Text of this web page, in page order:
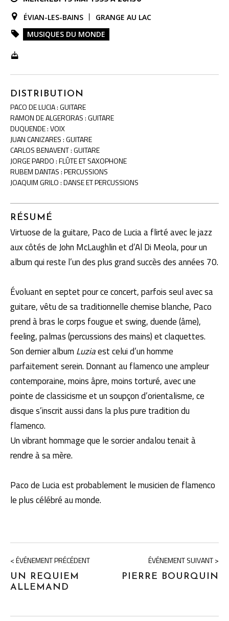
ÉVIAN-LES-BAINS
GRANGE AU LAC
MUSIQUES DU MONDE
DISTRIBUTION
PACO DE LUCIA : GUITARE
RAMON DE ALGERCIRAS : GUITARE
DUQUENDE : VOIX
JUAN CANIZARES : GUITARE
CARLOS BENAVENT : GUITARE
JORGE PARDO : FLÛTE ET SAXOPHONE
RUBEM DANTAS : PERCUSSIONS
JOAQUIM GRILO : DANSE ET PERCUSSIONS
RÉSUMÉ
Virtuose de la guitare, Paco de Lucia a flirté avec le jazz
aux côtés de John McLaughlin et d’Al Di Meola, pour un
album qui reste l’un des plus grand succès des années 70.
Évoluant en septet pour ce concert, parfois seul avec sa
guitare, vêtu de sa traditionnelle chemise blanche, Paco
prend à bras le corps fougue et swing, duende (âme),
feeling, palmas (percussions des mains) et claquettes.
Son dernier album Luziaest celui d’un homme
parfaitement serein. Donnant au flamenco une ampleur
contemporaine, moins âpre, moins torturé, avec une
pointe de classicisme et un soupçon d’orientalisme, ce
disque s’inscrit aussi dans la plus pure tradition du
flamenco.
Un vibrant hommage que le sorcier andalou tenait à
rendre à sa mère.
Paco de Lucia est probablement le musicien de flamenco
le plus célébré au monde.
< ÉVÉNEMENT PRÉCÉDENT
UN REQUIEM
ALLEMAND
ÉVÉNEMENT SUIVANT >
PIERRE BOURQUIN